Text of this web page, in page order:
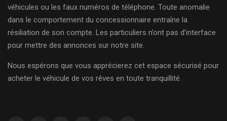
véhicules ou les faux numéros de téléphone. Toute anomalie
dans le comportement du concessionnaire entraîne la
résiliation de son compte. Les particuliers n’ont pas d’interface
pour mettre des annonces sur notre site.
Nous espérons que vous apprécierez cet espace sécurisé pour
acheter le véhicule de vos rêves en toute tranquillité.